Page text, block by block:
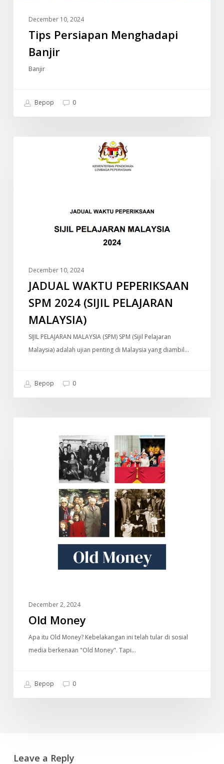
December 10, 2024
Tips Persiapan Menghadapi
Banjir
Banjir
Bepop 0
December 10, 2024
JADUAL WAKTU PEPERIKSAAN
SPM 2024 (SIJIL PELAJARAN
MALAYSIA)
SIJIL PELAJARAN MALAYSIA (SPM) SPM (Sijil Pelajaran
Malaysia) adalah ujian penting di Malaysia yang diambil…
Bepop 0
DOKUMENTARI
December 2, 2024
Old Money
Apa itu Old Money? Kebelakangan ini telah tular di sosial
media berkenaan "Old Money". Tapi…
Bepop 0
Leave a Reply